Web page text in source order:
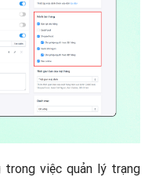
trong việc quản lý trạng